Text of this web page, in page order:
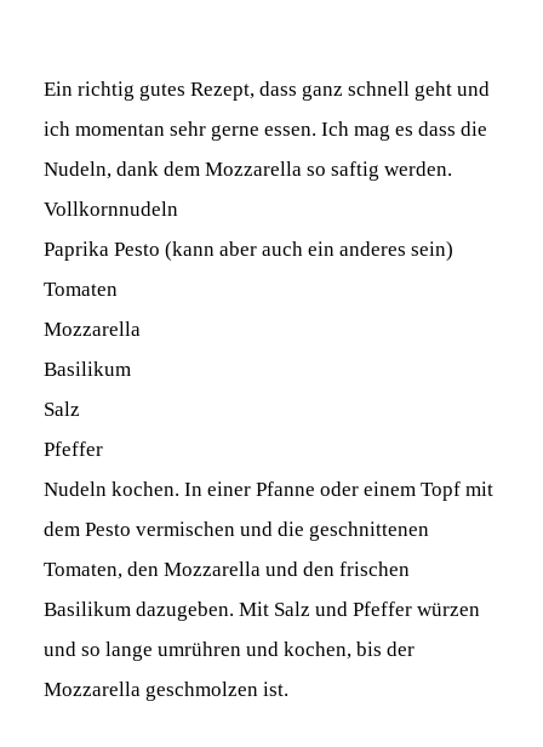
Ein richtig gutes Rezept, dass ganz schnell geht und
ich momentan sehr gerne essen. Ich mag es dass die
Nudeln, dank dem Mozzarella so saftig werden.
Vollkornnudeln
Paprika Pesto (kann aber auch ein anderes sein)
Tomaten
Mozzarella
Basilikum
Salz
Pfeffer
Nudeln kochen. In einer Pfanne oder einem Topf mit
dem Pesto vermischen und die geschnittenen
Tomaten, den Mozzarella und den frischen
Basilikum dazugeben. Mit Salz und Pfeffer würzen
und so lange umrühren und kochen, bis der
Mozzarella geschmolzen ist.